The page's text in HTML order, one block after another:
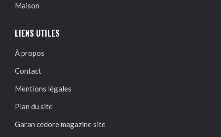
Maison
LIENS UTILES
À propos
Contact
Mentions légales
Plan du site
Garan cedore magazine site